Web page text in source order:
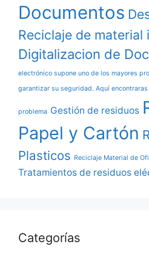
Documentos
Reciclaje de
Digitalizacion de
electrónico supone uno de los mayores
garantizar su seguridad. Aquí
problema Gestión de residuos
Papel y Cartón
Plasticos Reciclaje Material de
Tratamientos de residuos
Categorías